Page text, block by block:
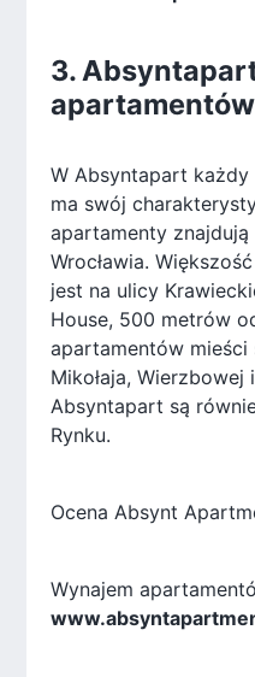
3.
apartamentów
W Absyntapart
ma swój
apartamenty
Wrocławia.
jest na ulicy
House, 500 metrów
apartamentów mieści
Mikołaja,
Absyntapart są
Rynku.
Ocena Absynt
Wynajem